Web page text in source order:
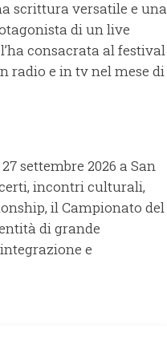
scrittura versatile e una
di un live
consacrata al festival
radio e in tv nel mese di
settembre 2026 a San
incontri culturali,
il Campionato del
di grande
e